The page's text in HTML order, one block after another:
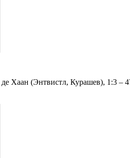
Хаан (Энтвистл, Курашев), 1:3 –